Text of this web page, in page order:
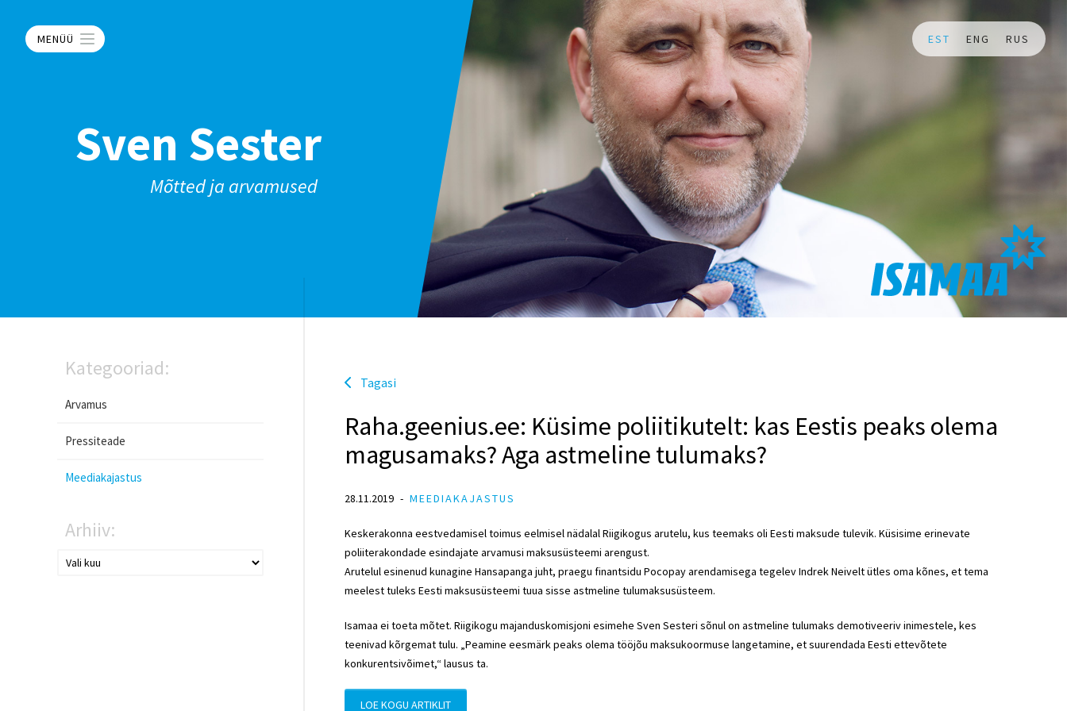
MENÜÜ EST ENG RUS
Sven Sester
Mõtted ja arvamused
Kategooriad:
Arvamus
Pressiteade
Meediakajastus
Arhiiv:
Tagasi
Raha.geenius.ee: Küsime poliitikutelt: kas Eestis peaks olema
magusamaks? Aga astmeline tulumaks?
28.11.2019 MEEDIAKAJASTUS
Keskerakonna eestvedamisel toimus eelmisel nädalal Riigikogus arutelu, kus teemaks oli Eesti maksude tulevik. Küsisime erinevate
poliiterakondade esindajate arvamusi maksusüsteemi arengust.
Arutelul esinenud kunagine Hansapanga juht, praegu finantsidu Pocopay arendamisega tegelev Indrek Neivelt ütles oma kõnes, et tema
meelest tuleks Eesti maksusüsteemi tuua sisse astmeline tulumaksusüsteem.
Isamaa ei toeta mõtet. Riigikogu majanduskomisjoni esimehe Sven Sesteri sõnul on astmeline tulumaks demotiveeriv inimestele, kes
teenivad kõrgemat tulu. „Peamine eesmärk peaks olema tööjõu maksukoormuse langetamine, et suurendada Eesti ettevõtete
konkurentsivõimet,“ lausus ta.
LOE KOGU ARTIKLIT